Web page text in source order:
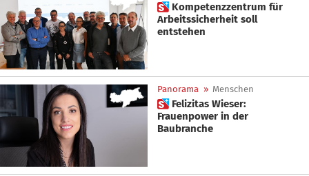
 Kompetenzzentrum für
Arbeitssicherheit soll
entstehen
Panorama » Menschen
 Felizitas Wieser:
Frauenpower in der
Baubranche